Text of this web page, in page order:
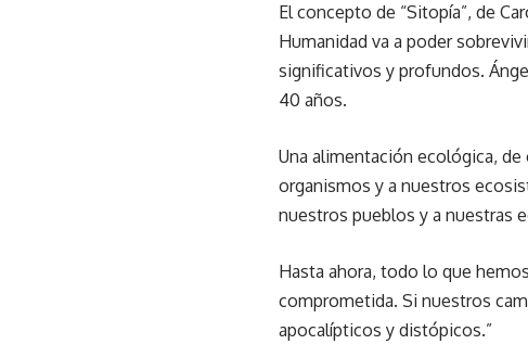
El concepto de “Sitopía”, de
Humanidad va a poder
significativos y profundos.
40 años.
Una alimentación ecológica, de
organismos y a nuestros
nuestros pueblos y a nuestras
Hasta ahora, todo lo que
comprometida. Si nuestros
apocalípticos y distópicos.”